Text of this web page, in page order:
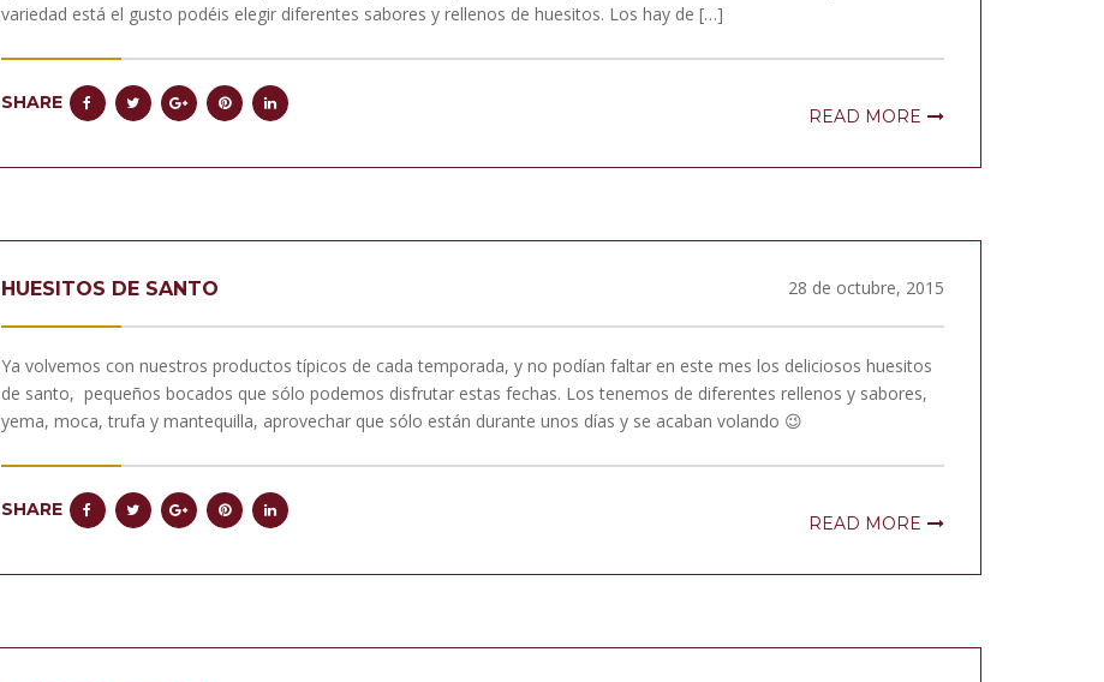
variedad está el gusto podéis elegir diferentes sabores y rellenos de huesitos. Los hay de […]
SHARE
READ MORE
HUESITOS DE SANTO 28 de octubre, 2015
Ya volvemos con nuestros productos típicos de cada temporada, y no podían faltar en este mes los deliciosos huesitos
de santo, pequeños bocados que sólo podemos disfrutar estas fechas. Los tenemos de diferentes rellenos y sabores,
yema, moca, trufa y mantequilla, aprovechar que sólo están durante unos días y se acaban volando 😉
SHARE
READ MORE